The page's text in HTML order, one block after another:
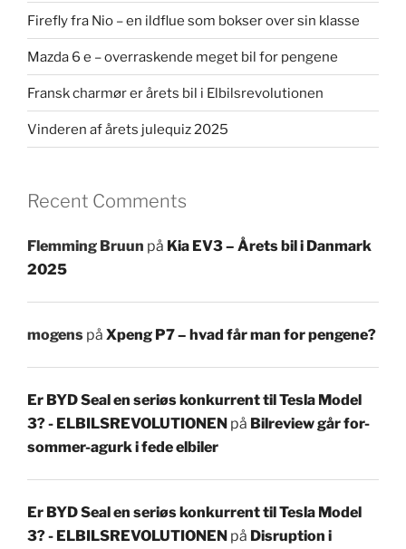
Firefly fra Nio – en ildflue som bokser over sin klasse
Mazda 6 e – overraskende meget bil for pengene
Fransk charmør er årets bil i Elbilsrevolutionen
Vinderen af årets julequiz 2025
Recent Comments
Flemming Bruun på Kia EV3 – Årets bil i Danmark
2025
mogens på Xpeng P7 – hvad får man for pengene?
Er BYD Seal en seriøs konkurrent til Tesla Model
3? - ELBILSREVOLUTIONEN på Bilreview går for-
sommer-agurk i fede elbiler
Er BYD Seal en seriøs konkurrent til Tesla Model
3? - ELBILSREVOLUTIONEN på Disruption i